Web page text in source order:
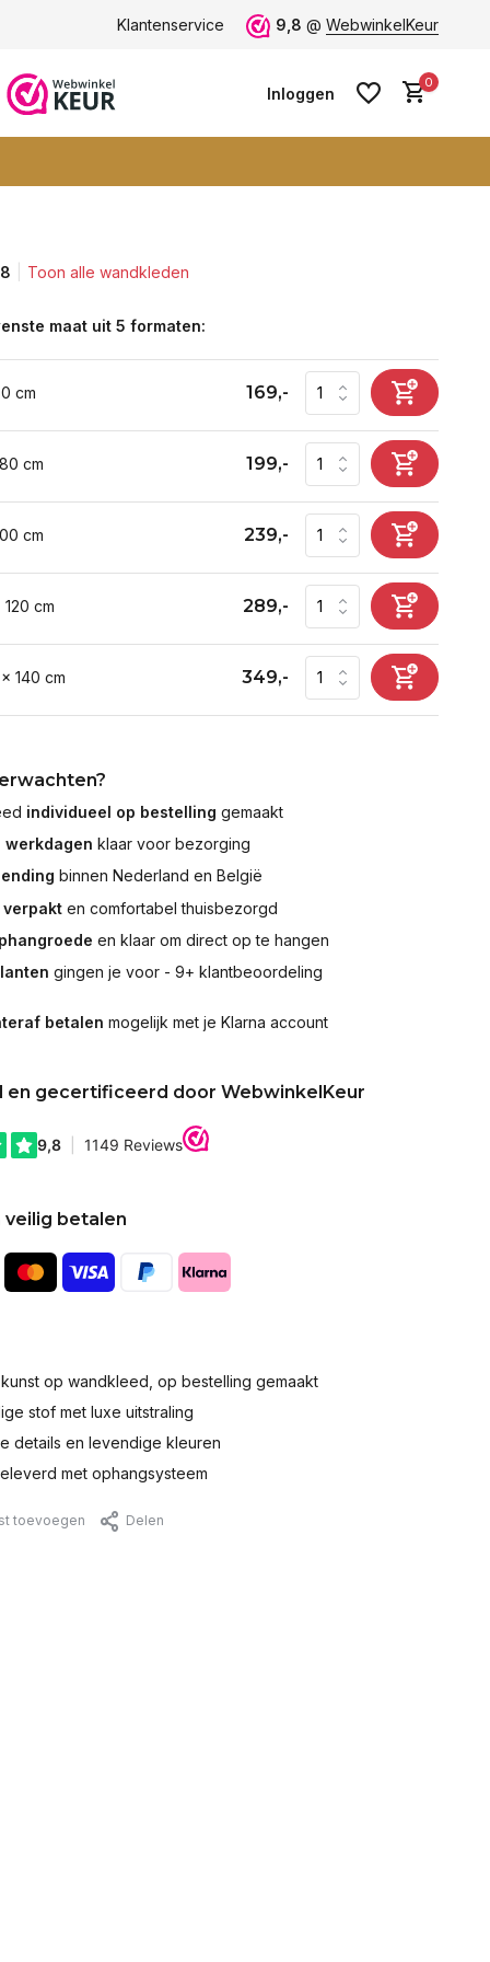
klantbeoordeling 9+ Grootste collectie -ruim 600+
Klantenservice 9,8 @ WebwinkelKeur
Inloggen
0
Toon alle wandkleden
maat uit 5 formaten:
cm 169,-
cm 199,-
cm 239,-
cm 289,-
140 cm 349,-
individueel op bestelling gemaakt
werkdagen klaar voor bezorging
binnen Nederland en België
en comfortabel thuisbezorgd
en klaar om direct op te hangen
gingen je voor - 9+ klantbeoordeling
betalen mogelijk met je Klarna account
en gecertificeerd door WebwinkelKeur
veilig betalen
op wandkleed, op bestelling gemaakt
stof met luxe uitstraling
details en levendige kleuren
met ophangsysteem
toevoegen Delen